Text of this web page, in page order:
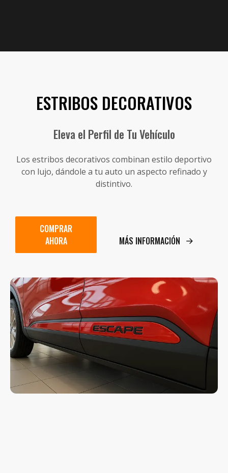
ESTRIBOS DECORATIVOS
Eleva el Perfil de Tu Vehículo
Los estribos decorativos combinan estilo deportivo
con lujo, dándole a tu auto un aspecto refinado y
distintivo.
COMPRAR
AHORA
MÁS INFORMACIÓN